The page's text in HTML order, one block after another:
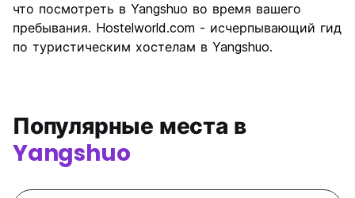
что посмотреть в Yangshuo во время вашего
пребывания. Hostelworld.com - исчерпывающий гид
по туристическим хостелам в Yangshuo.
Популярные места в
Yangshuo